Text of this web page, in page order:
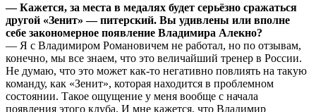
— Кажется, за места в медалях будет серьёзно сражаться
другой «Зенит» — питерский. Вы удивлены или вполне
себе закономерное появление Владимира Алекно?
— Я с Владимиром Романовичем не работал, но по отзывам,
конечно, мы все знаем, что это величайший тренер в России.
Не думаю, что это может как-то негативно повлиять на такую
команду, как «Зенит», которая находится в проблемном
состоянии. Такое ощущение у меня вообще с начала
появления этого клуба. И мне кажется, что Владимир